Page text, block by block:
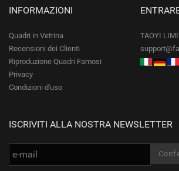
INFORMAZIONI
Quadri in Vetrina
Recensioni dei Clienti
Riproduzione Quadri Famosi
Privacy
Condizioni d'uso
TAOYI
ISCRIVITI ALLA NOSTRA NEWSLETTER